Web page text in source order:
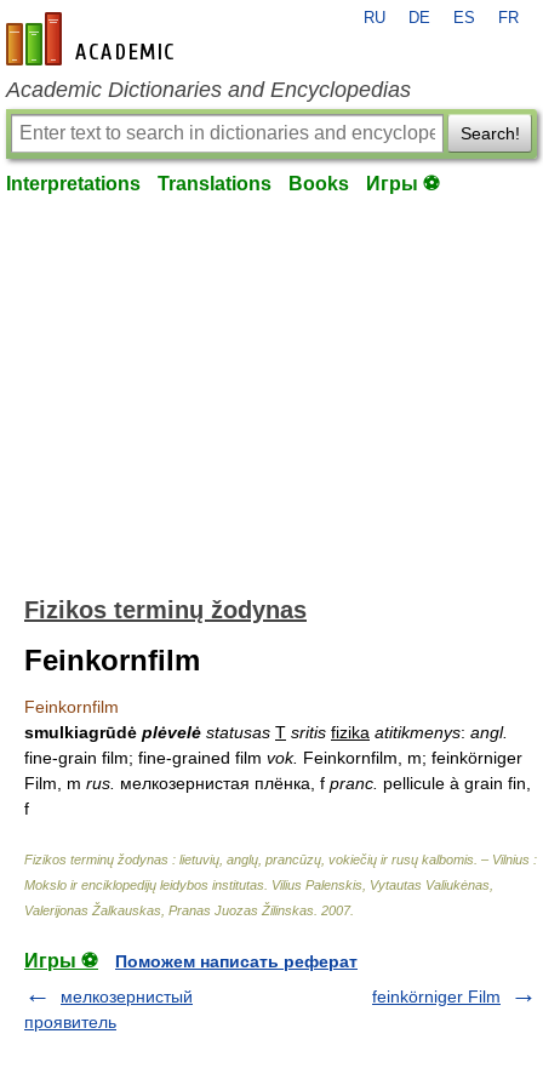
en-academic.com
RU DE ES FR
Academic Dictionaries and Encyclopedias
Search!
Interpretations Translations Books Игры ⚽
Fizikos terminų žodynas
Feinkornfilm
Feinkornfilm
smulkiagrūdė plėvelė statusas T sritis fizika atitikmenys: angl.
fine-grain film; fine-grained film vok. Feinkornfilm, m; feinkörniger
Film, m rus. мелкозернистая плёнка, f pranc. pellicule à grain fin,
f
Fizikos terminų žodynas : lietuvių, anglų, prancūzų, vokiečių ir rusų kalbomis. – Vilnius :
Mokslo ir enciklopedijų leidybos institutas Vilius Palenskis, Vytautas Valiukėnas,
Valerijonas Žalkauskas, Pranas Juozas Žilinskas 2007.
Игры ⚽
Поможем написать реферат
мелкозернистый
проявитель
feinkörniger Film